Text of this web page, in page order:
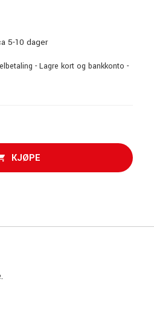
5-10 dager
- Lagre kort og bankkonto -
KJØPE